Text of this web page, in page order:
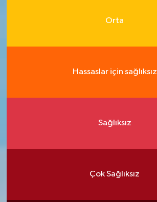
Orta
Hassaslar için sağlıksız
Sağlıksız
Çok Sağlıksız